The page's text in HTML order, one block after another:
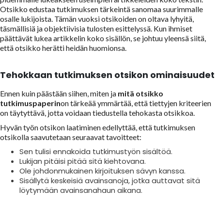
Otsikko edustaa tutkimuksen tärkeintä sanomaa suurimmalle
osalle lukijoista. Tämän vuoksi otsikoiden on oltava lyhyitä,
täsmällisiä ja objektiivisia tulosten esittelyssä. Kun ihmiset
päättävät lukea artikkelin koko sisällön, se johtuu yleensä siitä,
että otsikko herätti heidän huomionsa.
Tehokkaan tutkimuksen otsikon ominaisuudet
Ennen kuin päästään siihen, miten ja mitä otsikko
tutkimuspaperinon tärkeää ymmärtää, että tiettyjen kriteerien
on täytyttävä, jotta voidaan tiedustella tehokasta otsikkoa.
Hyvän työn otsikon laatiminen edellyttää, että tutkimuksen
otsikolla saavutetaan seuraavat tavoitteet:
Sen tulisi ennakoida tutkimustyön sisältöä.
Lukijan pitäisi pitää sitä kiehtovana.
Ole johdonmukainen kirjoituksen sävyn kanssa.
Sisällytä keskeisiä avainsanoja, jotka auttavat sitä
löytymään avainsanahaun aikana.